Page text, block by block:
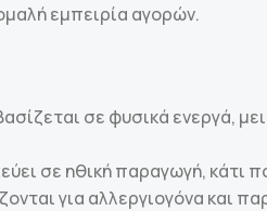
εμπειρία αγορών.
σε φυσικά ενεργά,
σε ηθική παραγωγή, κάτι
για αλλεργιογόνα και